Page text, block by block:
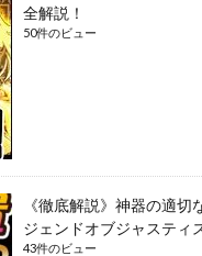
全解説！
50件のビュー
《徹底解説》神器の適
ジェンドオブジャスティ
43件のビュー